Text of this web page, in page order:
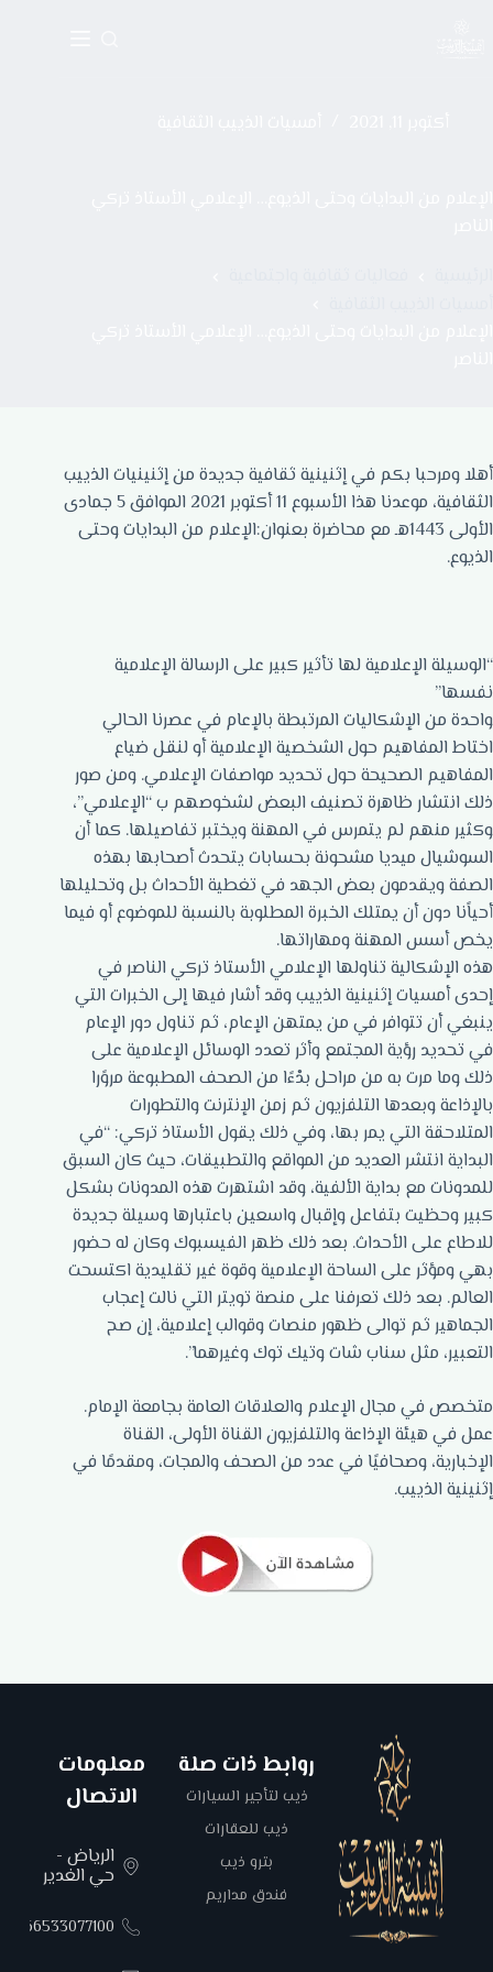
أهلا ومرحبا بكم في إثنينية ثقافية جديدة من إثنينيات الذييب
الثقافية، موعدنا هذا الأسبوع 11 أكتوبر 2021 الموافق 5 جمادى
الأولى 1443هـ مع محاضرة بعنوان:الإعلام من البدايات وحتى
الذيوع.
“الوسيلة الإعلامية لها تأثير كبير على الرسالة الإعلامية
نفسها”
واحدة من الإشكاليات المرتبطة بالإعام في عصرنا الحالي
اختاط المفاهيم حول الشخصية الإعلامية أو لنقل ضياع
المفاهيم الصحيحة حول تحديد مواصفات الإعلامي. ومن صور
ذلك انتشار ظاهرة تصنيف البعض لشخوصهم ب “الإعلامي”،
وكثير منهم لم يتمرس في المهنة ويختبر تفاصيلها. كما أن
السوشيال ميديا مشحونة بحسابات يتحدث أصحابها بهذه
الصفة ويقدمون بعض الجهد في تغطية الأحداث بل وتحليلها
أحياًنا دون أن يمتلك الخبرة المطلوبة بالنسبة للموضوع أو فيما
يخص أسس المهنة ومهاراتها.
هذه الإشكالية تناولها الإعلامي الأستاذ تركي الناصر في
إحدى أمسيات إثنينية الذييب وقد أشار فيها إلى الخبرات التي
ينبغي أن تتوافر في من يمتهن الإعام، ثم تناول دور الإعام
في تحديد رؤية المجتمع وأثر تعدد الوسائل الإعلامية على
ذلك وما مرت به من مراحل بدْءًا من الصحف المطبوعة مروًرا
بالإذاعة وبعدها التلفزيون ثم زمن الإنترنت والتطورات
المتلاحقة التي يمر بها، وفي ذلك يقول الأستاذ تركي: “في
البداية انتشر العديد من المواقع والتطبيقات، حيث كان السبق
للمدونات مع بداية الألفية، وقد اشتهرت هذه المدونات بشكل
كبير وحظيت بتفاعل وإقبال واسعين باعتبارها وسيلة جديدة
للاطاع على الأحداث. بعد ذلك ظهر الفيسبوك وكان له حضور
بهي ومؤثر على الساحة الإعلامية وقوة غير تقليدية اكتسحت
العالم. بعد ذلك تعرفنا على منصة تويتر التي نالت إعجاب
الجماهير ثم توالى ظهور منصات وقوالب إعلامية، إن صح
التعبير، مثل سناب شات وتيك توك وغيرهما”.
متخصص في مجال الإعلام والعلاقات العامة بجامعة الإمام.
عمل في هيئة الإذاعة والتلفزيون القناة الأولى، القناة
الإخبارية، وصحافيًا في عدد من الصحف والمجات، ومقدمًا في
إثنينية الذييب.
روابط ذات صلة
ذيب لتأجير السيارات
ذيب للعقارات
بترو ذيب
فندق مداريم
معلومات
الاتصال
الرياض -
حي الغدير